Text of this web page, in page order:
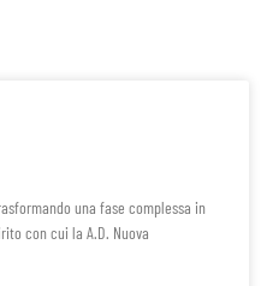
una fase complessa in
con cui la A.D. Nuova